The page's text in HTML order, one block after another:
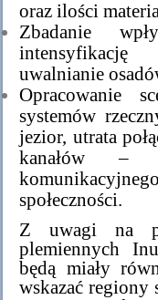
oraz ilości
Zbadanie
intensyfikację
uwalnianie
Opracowanie
systemów
jezior, utrata
kanałów –
społeczności.
Z uwagi na
plemiennych
będą miały
wskazać regiony